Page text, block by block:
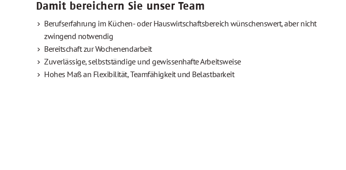
Damit bereichern Sie unser Team
Berufserfahrung im Küchen- oder Hauswirtschaftsbereich wünschenswert, aber nicht
zwingend notwendig
Bereitschaft zur Wochenendarbeit
Zuverlässige, selbstständige und gewissenhafte Arbeitsweise
Hohes Maß an Flexibilität, Teamfähigkeit und Belastbarkeit